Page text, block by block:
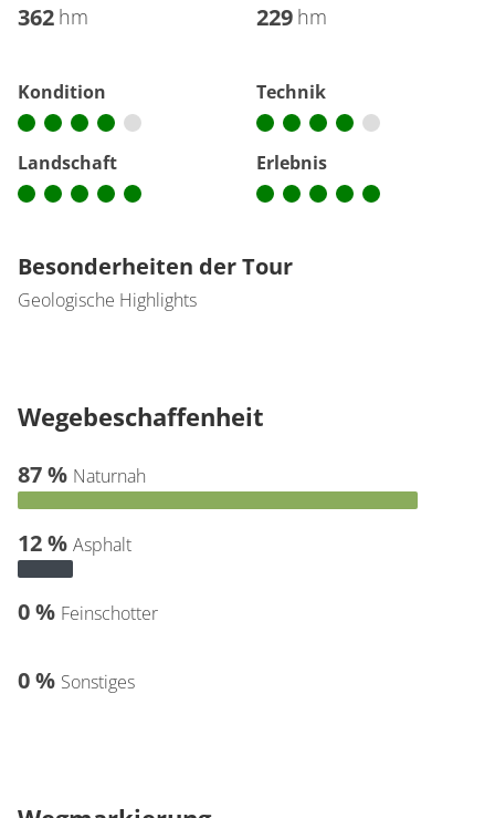
362 hm 229 hm
Kondition Technik
Landschaft Erlebnis
Besonderheiten der Tour
Geologische Highlights
Wegebeschaffenheit
87 % Naturnah
12 % Asphalt
0 % Feinschotter
0 % Sonstiges